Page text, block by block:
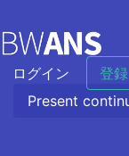
ログイン 登録